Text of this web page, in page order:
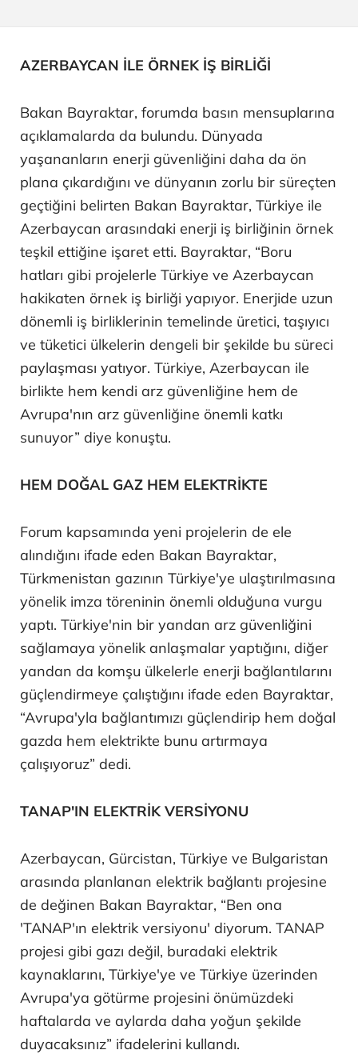
AZERBAYCAN İLE ÖRNEK İŞ BİRLİĞİ
Bakan Bayraktar, forumda basın mensuplarına
açıklamalarda da bulundu. Dünyada
yaşananların enerji güvenliğini daha da ön
plana çıkardığını ve dünyanın zorlu bir süreçten
geçtiğini belirten Bakan Bayraktar, Türkiye ile
Azerbaycan arasındaki enerji iş birliğinin örnek
teşkil ettiğine işaret etti. Bayraktar, “Boru
hatları gibi projelerle Türkiye ve Azerbaycan
hakikaten örnek iş birliği yapıyor. Enerjide uzun
dönemli iş birliklerinin temelinde üretici, taşıyıcı
ve tüketici ülkelerin dengeli bir şekilde bu süreci
paylaşması yatıyor. Türkiye, Azerbaycan ile
birlikte hem kendi arz güvenliğine hem de
Avrupa'nın arz güvenliğine önemli katkı
sunuyor” diye konuştu.
HEM DOĞAL GAZ HEM ELEKTRİKTE
Forum kapsamında yeni projelerin de ele
alındığını ifade eden Bakan Bayraktar,
Türkmenistan gazının Türkiye'ye ulaştırılmasına
yönelik imza töreninin önemli olduğuna vurgu
yaptı. Türkiye'nin bir yandan arz güvenliğini
sağlamaya yönelik anlaşmalar yaptığını, diğer
yandan da komşu ülkelerle enerji bağlantılarını
güçlendirmeye çalıştığını ifade eden Bayraktar,
“Avrupa'yla bağlantımızı güçlendirip hem doğal
gazda hem elektrikte bunu artırmaya
çalışıyoruz” dedi.
TANAP'IN ELEKTRİK VERSİYONU
Azerbaycan, Gürcistan, Türkiye ve Bulgaristan
arasında planlanan elektrik bağlantı projesine
de değinen Bakan Bayraktar, “Ben ona
'TANAP'ın elektrik versiyonu' diyorum. TANAP
projesi gibi gazı değil, buradaki elektrik
kaynaklarını, Türkiye'ye ve Türkiye üzerinden
Avrupa'ya götürme projesini önümüzdeki
haftalarda ve aylarda daha yoğun şekilde
duyacaksınız” ifadelerini kullandı.